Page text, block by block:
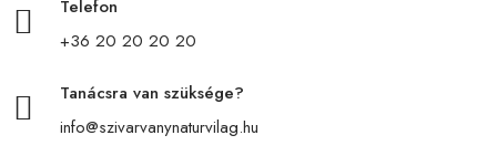
Telefon
+36 20 20 20 20
Tanácsra van szüksége?
info@szivarvanynaturvilag.hu